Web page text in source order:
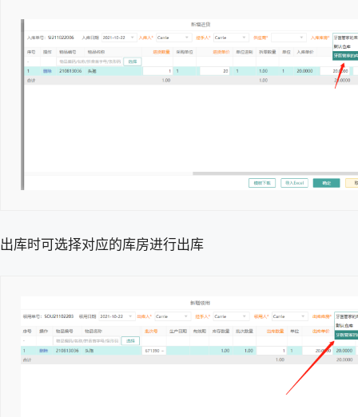
出库时可选择对应的库房进行出库